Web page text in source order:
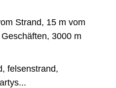
Strand, 15 m vom
3000 m
felsenstrand,